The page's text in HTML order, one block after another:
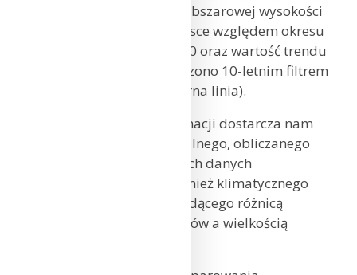
Seria anomalii średniej obszarowej wysokości
opadów w styczniu w Polsce względem okresu
referencyjnego 1991-2020 oraz wartość trendu
(mm/10 lat); serie wygładzono 10-letnim filtrem
Gaussa (czarna linia).
Niezwykle ciekawych informacji dostarcza nam
analiza parowania potencjalnego, obliczanego
na podstawie standardowych danych
meteorologicznych, jak również klimatycznego
bilansu wodnego (KBW), będącego różnicą
pomiędzy wysokością opadów a wielkością